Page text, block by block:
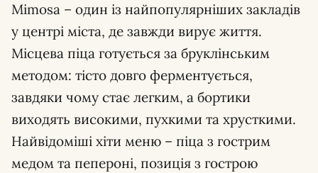
Mimosa – один із найпопулярніших закладів
у центрі міста, де завжди вирує життя.
Місцева піца готується за бруклінським
методом: тісто довго ферментується,
завдяки чому стає легким, а бортики
виходять високими, пухкими та хрусткими.
Найвідоміші хіти меню – піца з гострим
медом та пепероні, позиція з гострою